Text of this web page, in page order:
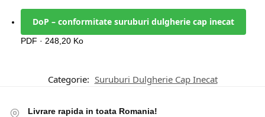
DoP – conformitate suruburi dulgherie cap inecat
PDF · 248,20 Ko
Categorie: Suruburi Dulgherie Cap Inecat
Livrare rapida in toata Romania!